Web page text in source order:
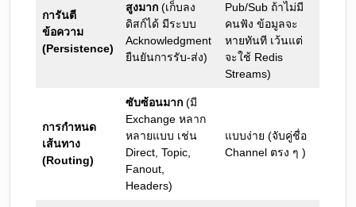
การันตี
ข้อความ
(Persistence)
สูงมาก (เก็บลง
ดิสก์ได้ มีระบบ
Acknowledgment
ยืนยันการรับ-ส่ง)
Pub/Sub ถ้าไม่มี
คนฟัง ข้อมูลจะ
หายทันที เว้นแต่
จะใช้ Redis
Streams)
การกำหนด
เส้นทาง
(Routing)
ซับซ้อนมาก (มี
Exchange หลาก
หลายแบบ เช่น
Direct, Topic,
Fanout,
Headers)
แบบง่าย (จับคู่ชื่อ
Channel ตรง ๆ )